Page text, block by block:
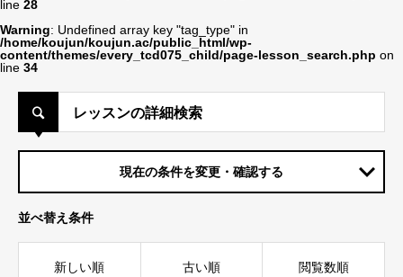
line 28
Warning: Undefined array key "tag_type" in
/home/koujun/koujun.ac/public_html/wp-
content/themes/every_tcd075_child/page-lesson_search.php on
line 34
レッスンの詳細検索
現在の条件を変更・確認する
並べ替え条件
新しい順 古い順 閲覧数順